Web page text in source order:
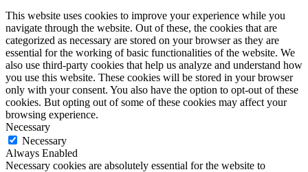
This website uses cookies to improve your experience while you
navigate through the website. Out of these, the cookies that are
categorized as necessary are stored on your browser as they are
essential for the working of basic functionalities of the website. We
also use third-party cookies that help us analyze and understand how
you use this website. These cookies will be stored in your browser
only with your consent. You also have the option to opt-out of these
cookies. But opting out of some of these cookies may affect your
browsing experience.
Necessary
Necessary
Always Enabled
Necessary cookies are absolutely essential for the website to